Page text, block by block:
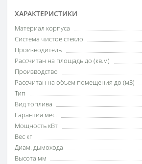
ХАРАКТЕРИСТИКИ
Материал корпуса
Система чистое стекло
Производитель
Рассчитан на площадь до (кв.м)
Производство
Рассчитан на объем помещения до (м3)
Тип
Вид топлива
Гарантия мес.
Мощность кВт
Вес кг
Диам. дымохода
Высота мм